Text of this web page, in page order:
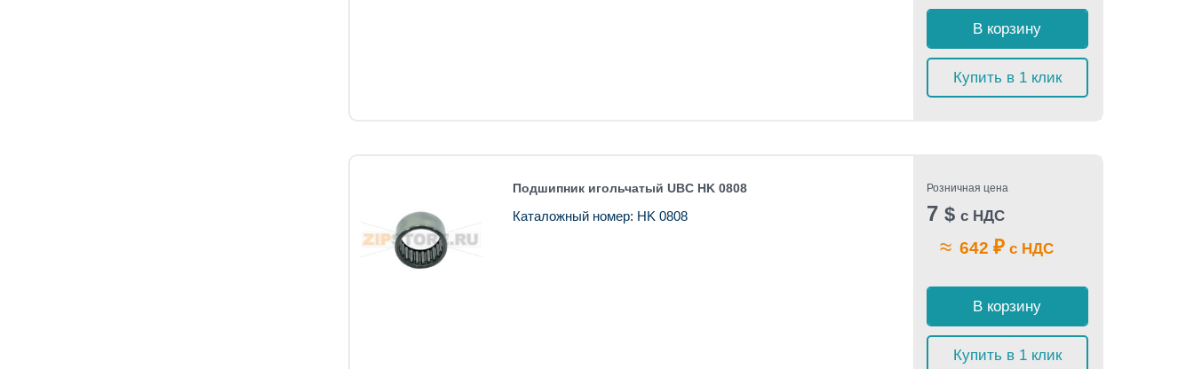
В корзину
Купить в 1 клик
Подшипник игольчатый UBC HK 0808
Каталожный номер: HK 0808
Розничная цена
7 $ с НДС
≈ 642 ₽с НДС
В корзину
Купить в 1 клик